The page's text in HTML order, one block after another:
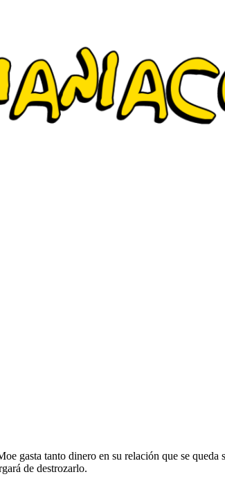
gasta tanto dinero en su relación que se
de destrozarlo.